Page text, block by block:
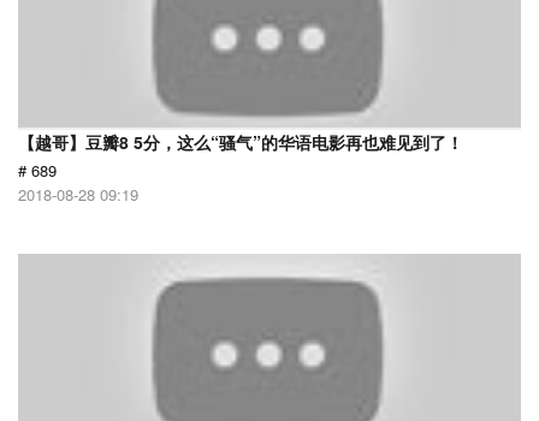
【越哥】豆瓣8 5分，这么“骚气”的华语电影再也难见到了！
# 689
2018-08-28 09:19